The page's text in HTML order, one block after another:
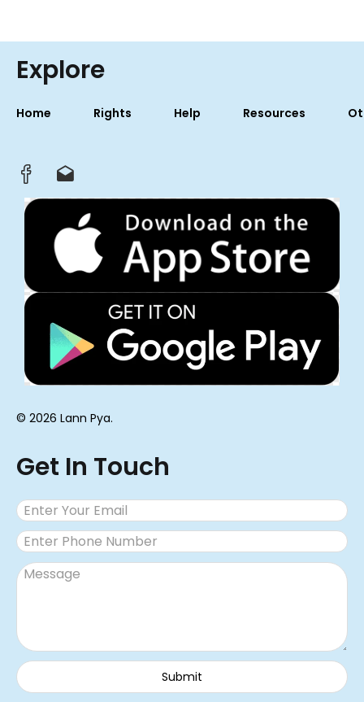
Explore
Home Rights Help Resources
© 2026 Lann Pya.
Get In Touch